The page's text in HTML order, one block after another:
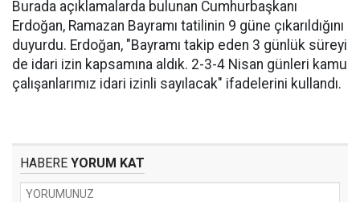
Burada açıklamalarda bulunan Cumhurbaşkanı
Erdoğan, Ramazan Bayramı tatilinin 9 güne çıkarıldığını
duyurdu. Erdoğan, "Bayramı takip eden 3 günlük süreyi
de idari izin kapsamına aldık. 2-3-4 Nisan günleri kamu
çalışanlarımız idari izinli sayılacak" ifadelerini kullandı.
HABERE YORUM KAT